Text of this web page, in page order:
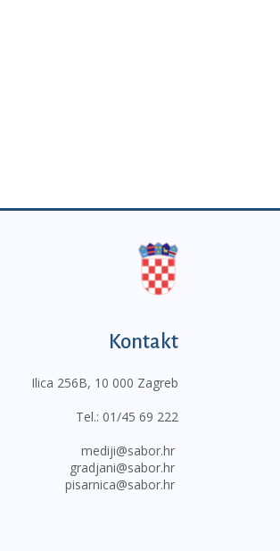
Kontakt
Ilica 256B, 10 000 Zagreb
Tel.: 01/45 69 222
mediji@sabor.hr
gradjani@sabor.hr
pisarnica@sabor.hr